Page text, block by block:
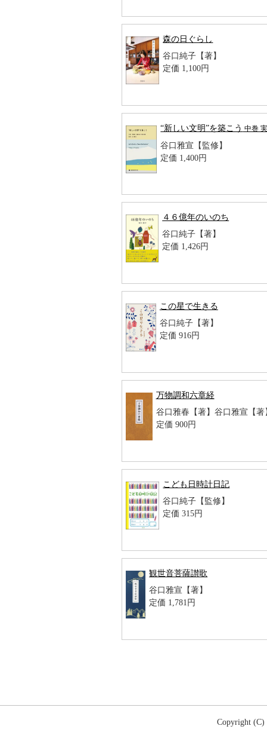
森の日ぐらし
谷口純子【著】
定価 1,100円
“新しい文明”を築こう 中巻
谷口雅宣【監修】
定価 1,400円
４６億年のいのち
谷口純子【著】
定価 1,426円
この星で生きる
谷口純子【著】
定価 916円
万物調和六章経
谷口雅春【著】谷口雅宣【著
定価 900円
こども日時計日記
谷口純子【監修】
定価 315円
観世音菩薩讃歌
谷口雅宣【著】
定価 1,781円
Copyright (C)